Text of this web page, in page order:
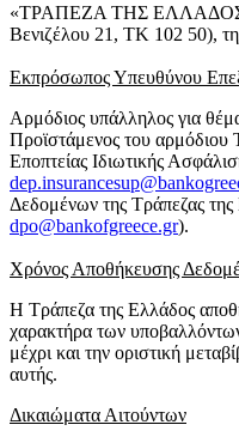
«ΤΡΑΠΕΖΑ ΤΗΣ
Βενιζέλου 21, ΤΚ 102 50),
Εκπρόσωπος Υπευθύνου
Αρμόδιος υπάλληλος για
Προϊστάμενος του αρμόδιου
Εποπτείας Ιδιωτικής
Δεδομένων της Τράπεζας
dpo@bankofgreece.gr).
Χρόνος Αποθήκευσης
Η Τράπεζα της Ελλάδος
χαρακτήρα των
μέχρι και την οριστική
αυτής.
Δικαιώματα Αιτούντων